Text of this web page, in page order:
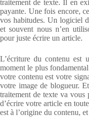
traitement de texte. Il en
payante. Une fois encore,
vos habitudes. Un logiciel
et souvent nous n’en
pour juste écrire un article.
L’écriture du contenu est
moment le plus
votre contenu est votre
votre image de blogueur.
traitement de texte va vous
d’écrire votre article en
est à l’origine du contenu,